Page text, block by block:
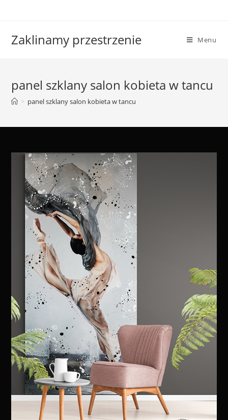
Zaklinamy przestrzenie Menu
panel szklany salon kobieta w tancu
> panel szklany salon kobieta w tancu